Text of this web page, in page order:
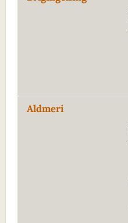
Aldmeri